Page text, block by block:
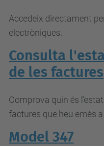
Accedeix directament
electròniques.
Consulta
de les factures
Comprova quin és
factures que heu emès
Model 347